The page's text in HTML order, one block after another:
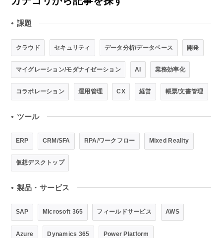
● 課題
クラウド セキュリティ データ分析/データベース 開発
マイグレーション/モダナイゼーション AI 業務効率化
コラボレーション 運用管理 CX 経営 帳票/文書管理
● ツール
ERP CRM/SFA RPA/ワークフロー Mixed Reality
仮想デスクトップ
● 製品・サービス
SAP Microsoft 365 フィールドサービス AWS
Azure Dynamics 365 Power Platform